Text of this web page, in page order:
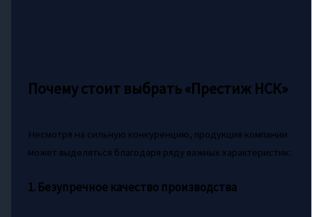
Почему стоит выбрать «Престиж НСК»
Несмотря на сильную конкуренцию, продукция компании
может выделяться благодаря ряду важных характеристик:
1. Безупречное качество производства